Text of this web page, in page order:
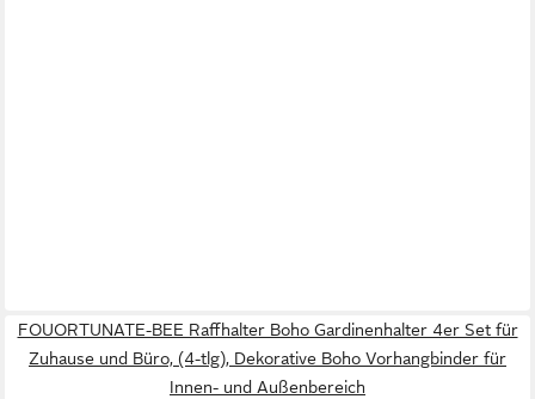
FOUORTUNATE-BEE Raffhalter Boho Gardinenhalter 4er Set für
Zuhause und Büro, (4-tlg), Dekorative Boho Vorhangbinder für
Innen- und Außenbereich